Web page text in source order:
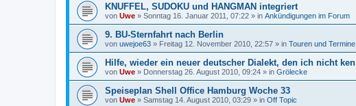
KNUFFEL, SUDOKU und HANGMAN integriert
von Uwe » Sonntag 16. Januar 2011, 07:22 » in Ankündigungen im Forum
9. BU-Sternfahrt nach Berlin
von uwejoe63 » Freitag 12. November 2010, 22:57 » in Touren und Termine
Hilfe, wieder ein neuer deutscher Dialekt, den ich nicht ken
von Uwe » Donnerstag 26. August 2010, 09:24 » in Grölecke
Speiseplan Shell Office Hamburg Woche 33
von Uwe » Samstag 14. August 2010, 03:29 » in Off Topic